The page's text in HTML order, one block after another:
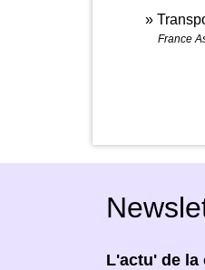
France
L'actu' de la